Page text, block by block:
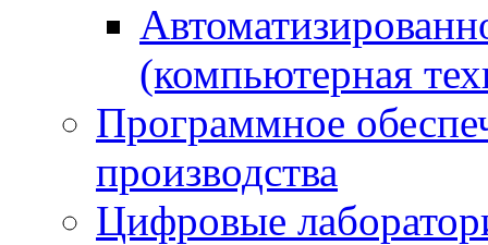
(компьютерная
Программное
производства
Цифровые